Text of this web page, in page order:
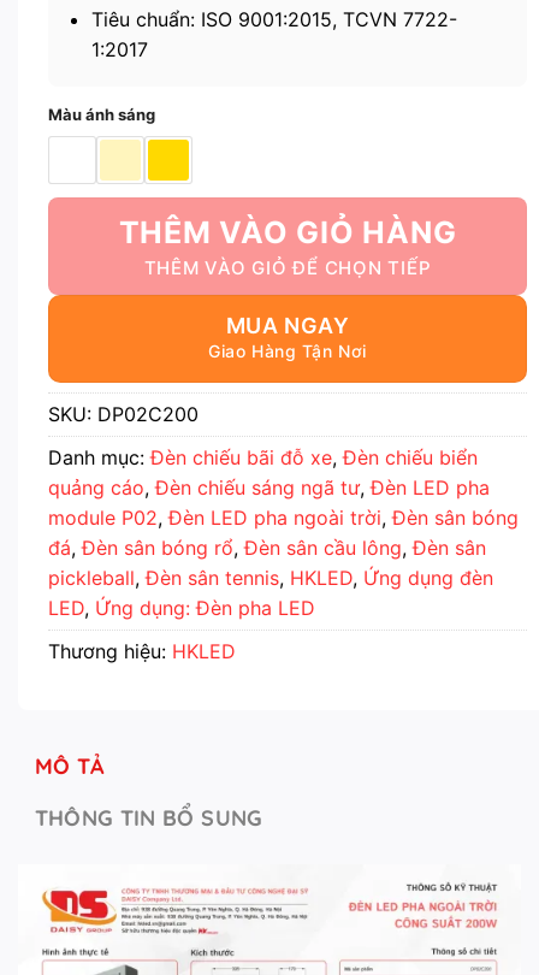
Tiêu chuẩn: ISO 9001:2015, TCVN 7722-
1:2017
Màu ánh sáng
THÊM VÀO GIỎ HÀNG
MUA NGAY
SKU: DP02C200
Danh mục:Đèn chiếu bãi đỗ xe,Đèn chiếu biển
quảng cáo,Đèn chiếu sáng ngã tư,Đèn LED pha
module P02,Đèn LED pha ngoài trời,Đèn sân bóng
đá,Đèn sân bóng rổ,Đèn sân cầu lông,Đèn sân
pickleball,Đèn sân tennis, HKLED, Ứng dụng đèn
LED, Ứng dụng: Đèn pha LED
Thương hiệu: HKLED
MÔ TẢ
THÔNG TIN BỔ SUNG